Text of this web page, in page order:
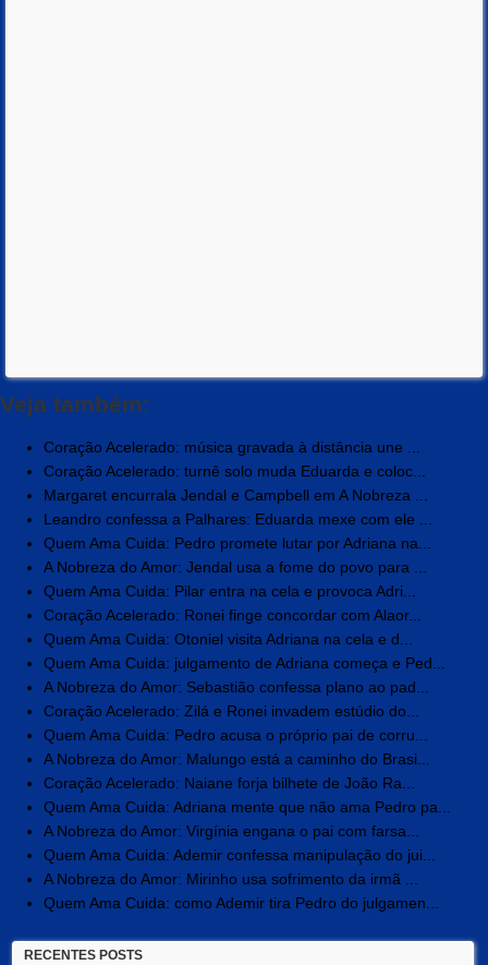
Veja também:
Coração Acelerado: música gravada à distância une ...
Coração Acelerado: turnê solo muda Eduarda e coloc...
Margaret encurrala Jendal e Campbell em A Nobreza ...
Leandro confessa a Palhares: Eduarda mexe com ele ...
Quem Ama Cuida: Pedro promete lutar por Adriana na...
A Nobreza do Amor: Jendal usa a fome do povo para ...
Quem Ama Cuida: Pilar entra na cela e provoca Adri...
Coração Acelerado: Ronei finge concordar com Alaor...
Quem Ama Cuida: Otoniel visita Adriana na cela e d...
Quem Ama Cuida: julgamento de Adriana começa e Ped...
A Nobreza do Amor: Sebastião confessa plano ao pad...
Coração Acelerado: Zilá e Ronei invadem estúdio do...
Quem Ama Cuida: Pedro acusa o próprio pai de corru...
A Nobreza do Amor: Malungo está a caminho do Brasi...
Coração Acelerado: Naiane forja bilhete de João Ra...
Quem Ama Cuida: Adriana mente que não ama Pedro pa...
A Nobreza do Amor: Virgínia engana o pai com farsa...
Quem Ama Cuida: Ademir confessa manipulação do jui...
A Nobreza do Amor: Mirinho usa sofrimento da irmã ...
Quem Ama Cuida: como Ademir tira Pedro do julgamen...
RECENTES POSTS